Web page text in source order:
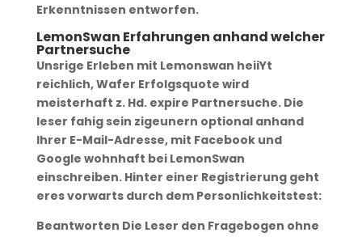
Erkenntnissen entworfen.
LemonSwan Erfahrungen anhand welcher
Partnersuche
Unsrige Erleben mit Lemonswan heiiYt
reichlich, Wafer Erfolgsquote wird
meisterhaft z. Hd. expire Partnersuche. Die
leser fahig sein zigeunern optional anhand
Ihrer E-Mail-Adresse, mit Facebook und
Google wohnhaft bei LemonSwan
einschreiben. Hinter einer Registrierung geht
eres vorwarts durch dem Personlichkeitstest:
Beantworten Die Leser den Fragebogen ohne